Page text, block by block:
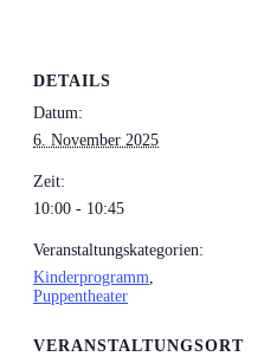
DETAILS
Datum:
6. November 2025
Zeit:
10:00 - 10:45
Veranstaltungskategorien:
Kinderprogramm,
Puppentheater
VERANSTALTUNGSORT